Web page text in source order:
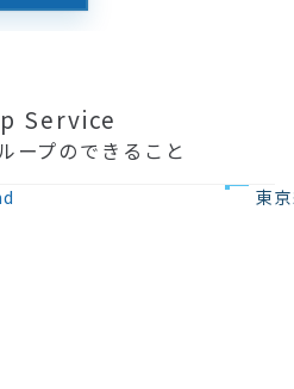
Service
ープのできること
東